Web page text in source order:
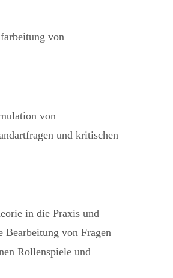
von
von
und kritischen
in die Praxis und
von Fragen
Rollenspiele und